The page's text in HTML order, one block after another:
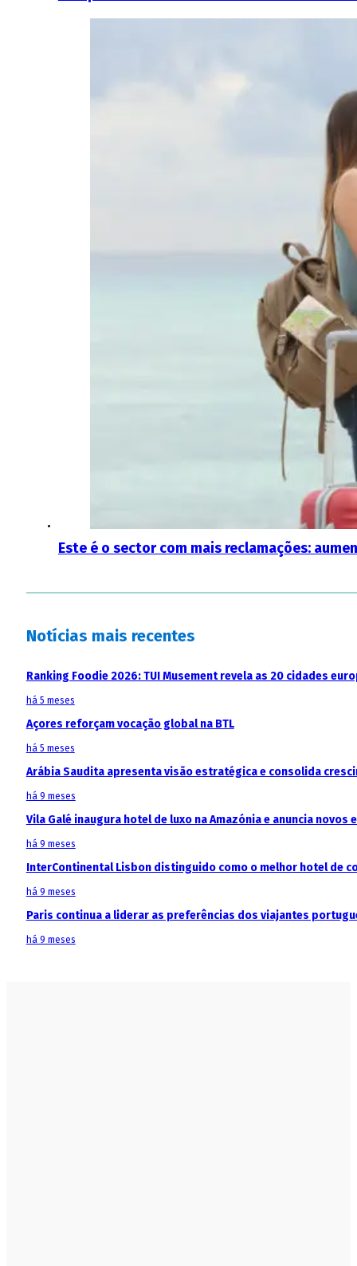
Este é o sector com mais reclamações:
Notícias mais recentes
Ranking Foodie 2026: TUI Musement revela as 20 cidades
há 5 meses
Açores reforçam vocação global na BTL
há 5 meses
Arábia Saudita apresenta visão estratégica e consolida
há 9 meses
Vila Galé inaugura hotel de luxo na Amazónia e anuncia
há 9 meses
InterContinental Lisbon distinguido como o melhor hotel de
há 9 meses
Paris continua a liderar as preferências dos viajantes
há 9 meses